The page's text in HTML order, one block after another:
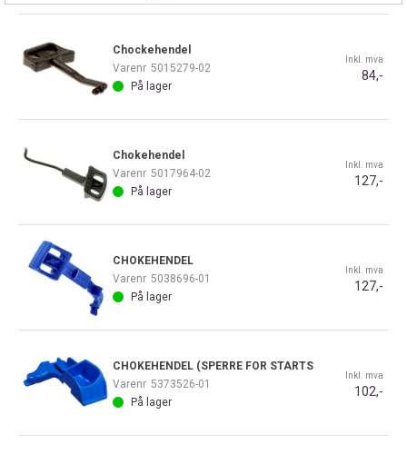
Chockehendel
Varenr 5015279-02
På lager
Inkl. mva
84,-
Chokehendel
Varenr 5017964-02
På lager
Inkl. mva
127,-
CHOKEHENDEL
Varenr 5038696-01
På lager
Inkl. mva
127,-
CHOKEHENDEL (SPERRE FOR STARTS
Varenr 5373526-01
På lager
Inkl. mva
102,-